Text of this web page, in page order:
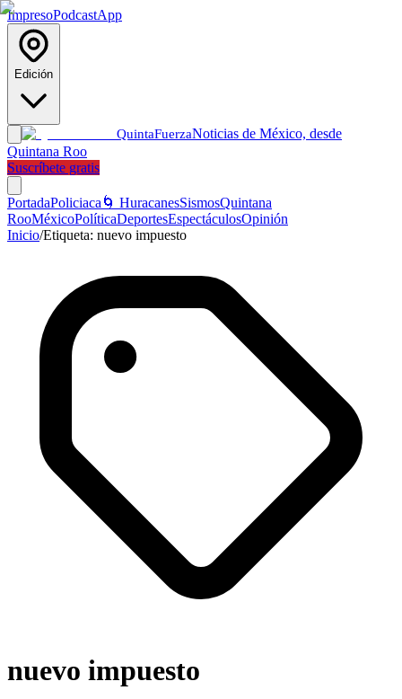
ImpresoPodcastApp
Edición
QuintaFuerzaNoticias de México, desde
Quintana Roo
Suscríbete gratis
PortadaPoliciaca 🌀 HuracanesSismosQuintana
RooMéxicoPolíticaDeportesEspectáculosOpinión
Inicio/Etiqueta: nuevo impuesto
nuevo impuesto